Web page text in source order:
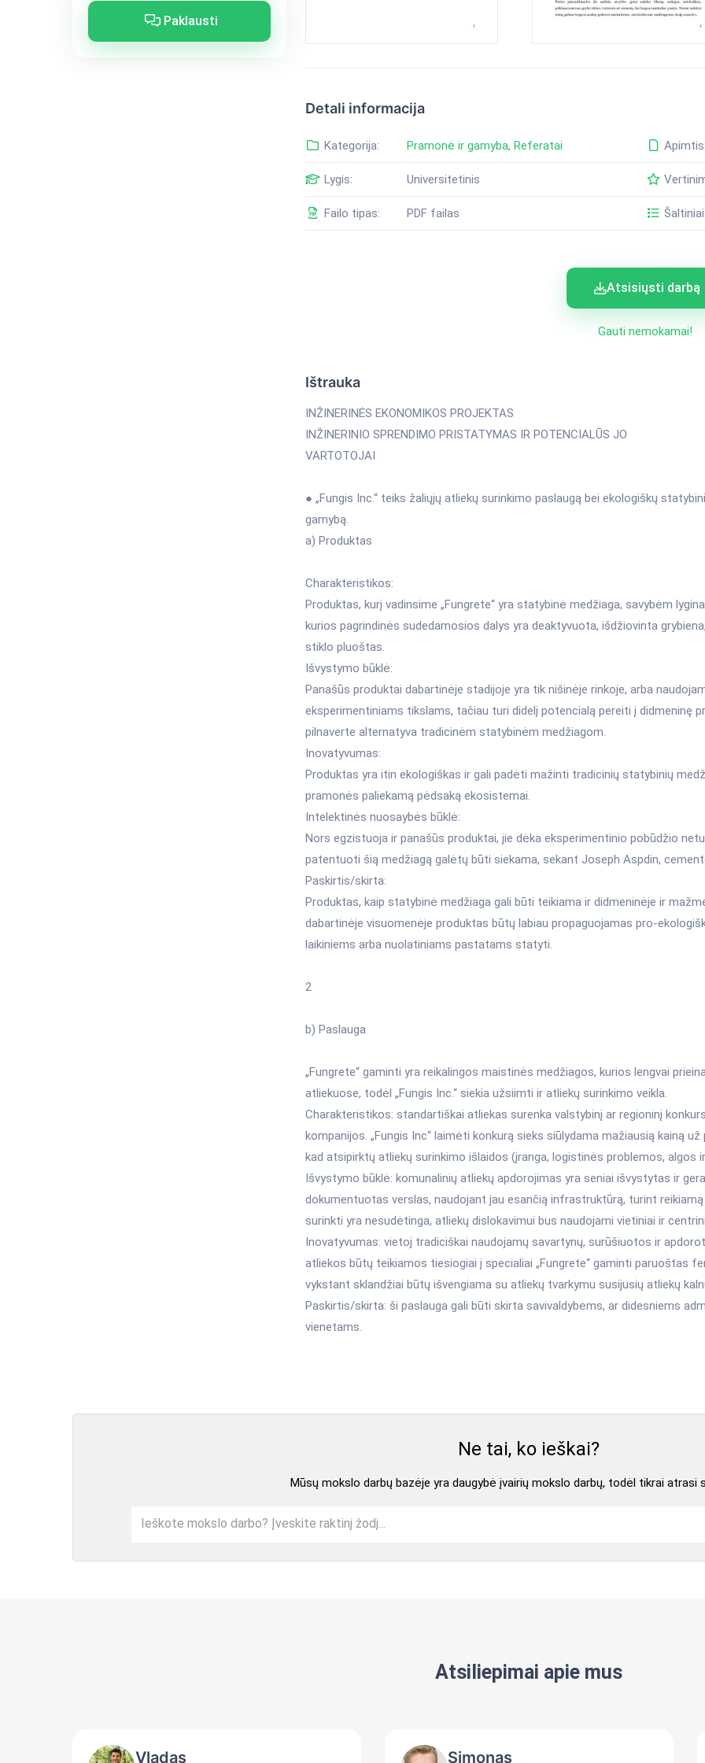
Paklausti
Detali informacija
Kategorija: Pramonė ir gamyba, Referatai
Lygis: Universitetinis
Failo tipas: PDF failas
Atsisiųsti darbą
Gauti nemokamai!
Ištrauka
INŽINERINĖS EKONOMIKOS PROJEKTAS
INŽINERINIO SPRENDIMO PRISTATYMAS IR POTENCIALŪS JO
VARTOTOJAI
● „Fungis Inc.“ teiks žaliųjų atliekų surinkimo paslaugą bei ekologiškų
gamybą.
a) Produktas
Charakteristikos:
Produktas, kurį vadinsime „Fungrete“ yra statybinė medžiaga, savybėm
kurios pagrindinės sudedamosios dalys yra deaktyvuota, išdžiovinta
stiklo pluoštas.
Išvystymo būklė:
Panašūs produktai dabartinėje stadijoje yra tik nišinėje rinkoje, arba
eksperimentiniams tikslams, tačiau turi didelį potencialą pereiti į didmeninę
pilnaverte alternatyva tradicinėm statybinėm medžiagom.
Inovatyvumas:
Produktas yra itin ekologiškas ir gali padėti mažinti tradicinių statybinių
pramonės paliekamą pėdsaką ekosistemai.
Intelektinės nuosaybės būklė:
Nors egzistuoja ir panašūs produktai, jie dėka eksperimentinio pobūdžio
patentuoti šią medžiagą galėtų būti siekama, sekant Joseph Aspdin,
Paskirtis/skirta:
Produktas, kaip statybinė medžiaga gali būti teikiama ir didmeninėje ir
dabartinėje visuomenėje produktas būtų labiau propaguojamas pro-
laikiniems arba nuolatiniams pastatams statyti.
2
b) Paslauga
„Fungrete“ gaminti yra reikalingos maistinės medžiagos, kurios lengvai
atliekuose, todėl „Fungis Inc.“ siekia užsiimti ir atliekų surinkimo veikla.
Charakteristikos: standartiškai atliekas surenka valstybinį ar regioninį
kompanijos. „Fungis Inc“ laimėti konkurą sieks siūlydama mažiausią kainą už
kad atsipirktų atliekų surinkimo išlaidos (įranga, logistinės problemos, algos
Išvystymo būklė: komunalinių atliekų apdorojimas yra seniai išvystytas ir
dokumentuotas verslas, naudojant jau esančią infrastruktūrą, turint
surinkti yra nesudėtinga, atliekų dislokavimui bus naudojami vietiniai ir
Inovatyvumas: vietoj tradiciškai naudojamų savartynų, surūšiuotos ir
atliekos būtų teikiamos tiesiogiai į specialiai „Fungrete“ gaminti paruoštas
vykstant sklandžiai būtų išvengiama su atliekų tvarkymu susijusių atliekų
Paskirtis/skirta: ši paslauga gali būti skirta savivaldybėms, ar didesniems
vienetams.
Ne tai, ko ieškai?
Mūsų mokslo darbų bazėje yra daugybė įvairių mokslo darbų, todėl tikrai atrasi
Atsiliepimai apie mus
Vladas Simonas